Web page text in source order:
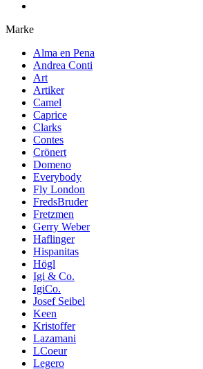
Marke
Alma en Pena
Andrea Conti
Art
Artiker
Camel
Caprice
Clarks
Contes
Crönert
Domeno
Everybody
Fly London
FredsBruder
Fretzmen
Gerry Weber
Haflinger
Hispanitas
Högl
Igi & Co.
IgiCo.
Josef Seibel
Keen
Kristoffer
Lazamani
LCoeur
Legero